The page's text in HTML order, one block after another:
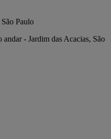
Paulo
- Jardim das Acacias, São